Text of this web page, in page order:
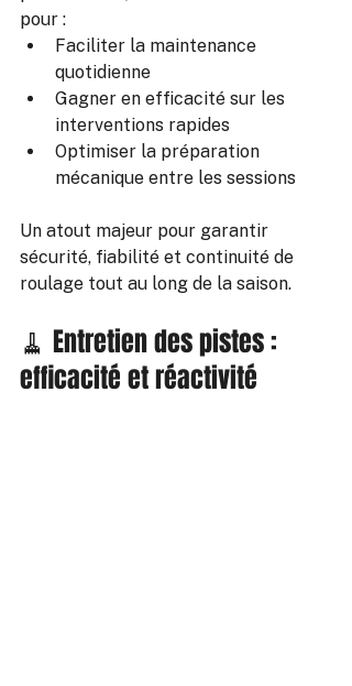
pour :
Faciliter la maintenance
quotidienne
Gagner en efficacité sur les
interventions rapides
Optimiser la préparation
mécanique entre les sessions
Un atout majeur pour garantir
sécurité, fiabilité et continuité de
roulage tout au long de la saison.
🧹 Entretien des pistes :
efficacité et réactivité